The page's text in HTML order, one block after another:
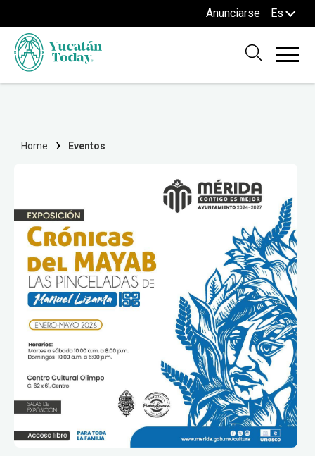
Anunciarse Es
Home Eventos